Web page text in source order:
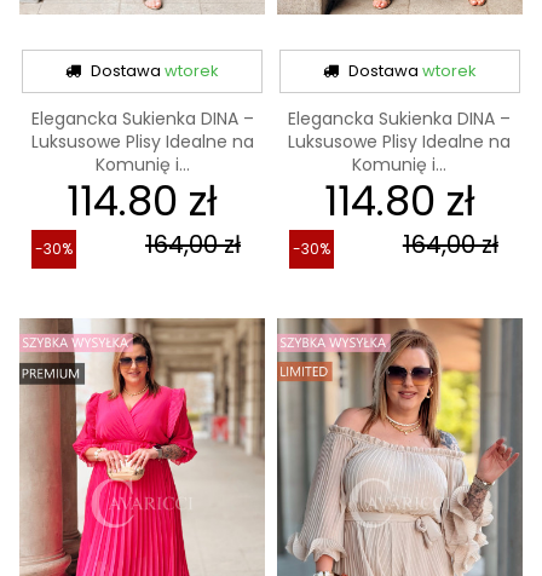
Dostawawtorek
Elegancka Sukienka DINA –
Luksusowe Plisy Idealne na
Komunię i...
114.80 zł
164,00 zł
-30%
Dostawa wtorek
Elegancka Sukienka DINA –
Luksusowe Plisy Idealne na
Komunię i...
114.80 zł
164,00 zł
-30%